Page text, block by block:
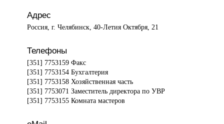
Адрес
Россия, г. Челябинск, 40-Летия Октября, 21
Телефоны
[351] 7753159 Факс
[351] 7753154 Бухгалтерия
[351] 7753158 Хозяйственная часть
[351] 7753071 Заместитель директора по УВР
[351] 7753155 Комната мастеров